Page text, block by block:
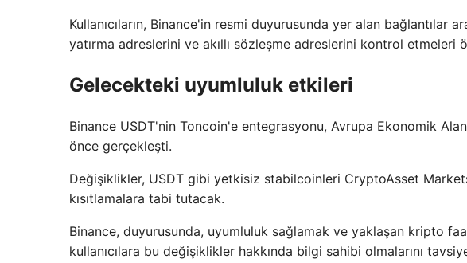
Kullanıcıların, Binance'in resmi duyurusunda yer alan bağlantılar
yatırma adreslerini ve akıllı sözleşme adreslerini kontrol etmeleri
Gelecekteki uyumluluk etkileri
Binance USDT'nin Toncoin'e entegrasyonu, Avrupa Ekonomik
önce gerçekleşti.
Değişiklikler, USDT gibi yetkisiz stabilcoinleri CryptoAsset
kısıtlamalara tabi tutacak.
Binance, duyurusunda, uyumluluk sağlamak ve yaklaşan kripto
kullanıcılara bu değişiklikler hakkında bilgi sahibi olmalarını